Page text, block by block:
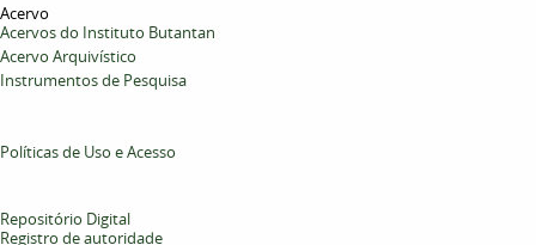
Acervo
Acervos do Instituto Butantan
Acervo Arquivístico
Instrumentos de Pesquisa
Políticas de Uso e Acesso
Repositório Digital
Registro de autoridade